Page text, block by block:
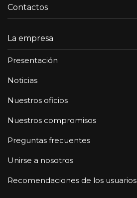
Contactos
La empresa
Presentación
Noticias
Nuestros oficios
Nuestros compromisos
Preguntas frecuentes
Unirse a nosotros
Recomendaciones de los usuarios